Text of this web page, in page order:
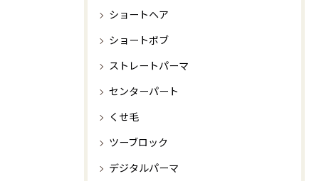
ショートヘア
ショートボブ
ストレートパーマ
センターパート
くせ毛
ツーブロック
デジタルパーマ